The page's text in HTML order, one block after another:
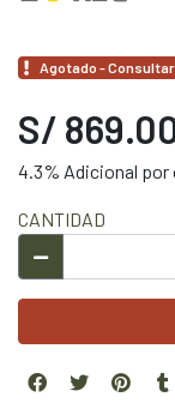
Agotado -
S/
4.3% Adicional
CANTIDAD